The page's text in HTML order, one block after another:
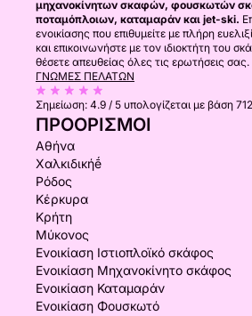
μηχανοκίνητων σκαφών, φουσκωτών
ποταμόπλοιων, καταμαράν και jet-ski.
ενοικίασης που επιθυμείτε με πλήρη
και επικοινωνήστε με τον ιδιοκτήτη του
θέσετε απευθείας όλες τις ερωτήσεις σας.
ΓΝΏΜΕΣ ΠΕΛΑΤΏΝ
Σημείωση: 4.9 / 5 υπολογίζεται με βάση
ΠΡΟΟΡΙΣΜΟΊ
Αθήνα
Χαλκιδικήḗ
Ρόδος
Κέρκυρα
Κρήτη
Μύκονος
Ενοικίαση Ιστιοπλοϊκό σκάφος
Ενοικίαση Μηχανοκίνητο σκάφος
Ενοικίαση Καταμαράν
Ενοικίαση Φουσκωτό